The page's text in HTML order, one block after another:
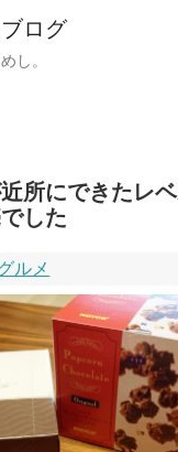
ログ
し。
所にできたレ
した
ルメ